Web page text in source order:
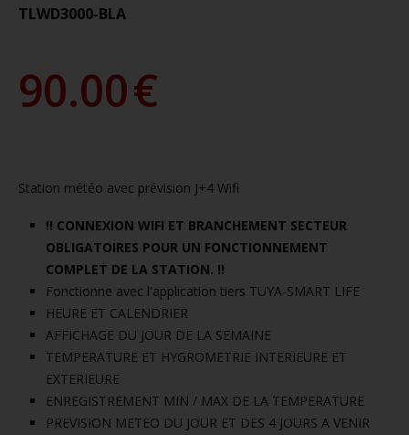
TLWD3000-BLA
90.00€
Station météo avec prévision J+4 Wifi
!! CONNEXION WIFI ET BRANCHEMENT SECTEUR
OBLIGATOIRES POUR UN FONCTIONNEMENT
COMPLET DE LA STATION. !!
Fonctionne avec l'application tiers TUYA-SMART LIFE
HEURE ET CALENDRIER
AFFICHAGE DU JOUR DE LA SEMAINE
TEMPERATURE ET HYGROMETRIE INTERIEURE ET
EXTERIEURE
ENREGISTREMENT MIN / MAX DE LA TEMPERATURE
PREVISION METEO DU JOUR ET DES 4 JOURS A VENIR